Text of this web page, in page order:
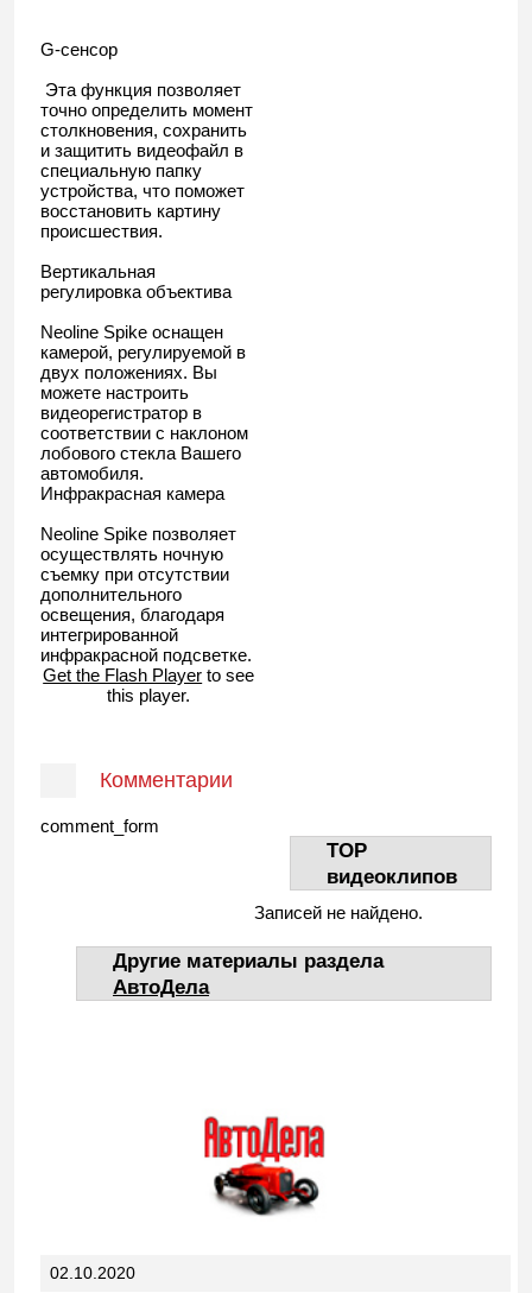
G-сенсор
Эта функция позволяет
точно определить момент
столкновения, сохранить
и защитить видеофайл в
специальную папку
устройства, что поможет
восстановить картину
происшествия.
Вертикальная
регулировка объектива
Neoline Spike оснащен
камерой, регулируемой в
двух положениях. Вы
можете настроить
видеорегистратор в
соответствии с наклоном
лобового стекла Вашего
автомобиля.
Инфракрасная камера
Neoline Spike позволяет
осуществлять ночную
съемку при отсутствии
дополнительного
освещения, благодаря
интегрированной
инфракрасной подсветке.
Get the Flash Player to see
this player.
Комментарии
comment_form
TOP
видеоклипов
Записей не найдено.
Другие материалы раздела
АвтоДела
02.10.2020